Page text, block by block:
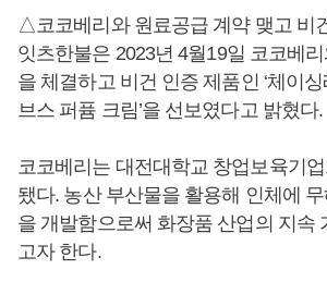
△코코베리와 원료공급 계약 맺고 비
잇츠한불은 2023년 4월19일 코코베
을 체결하고 비건 인증 제품인 ‘체이
브스 퍼퓸 크림’을 선보였다고 밝혔다.
코코베리는 대전대학교 창업보육기
됐다. 농산 부산물을 활용해 인체에
을 개발함으로써 화장품 산업의 지속
고자 한다.